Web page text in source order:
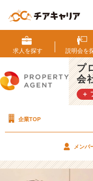
っ
ぱ
り
気
に
な
る
官
ど
求人を探す 説明会を
プ
会
＋
企業TOP
メンバ